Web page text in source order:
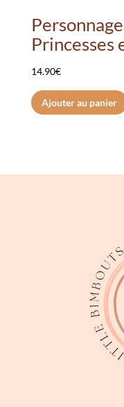
Princesses
14.90€
Ajouter au panier